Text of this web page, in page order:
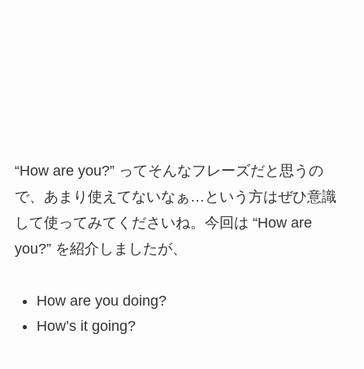
“How are you?” ってそんなフレーズだと思うの
で、あまり使えてないなぁ…という方はぜひ意識
して使ってみてくださいね。今回は “How are
you?” を紹介しましたが、
How are you doing?
How’s it going?